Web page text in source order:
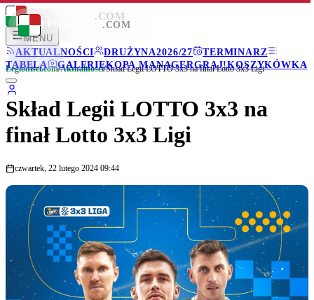
LEGIONISCI .COM
MENU
AKTUALNOŚCI
DRUŻYNA2026/27
TERMINARZ
TABELA
GALERIEKOPA MANAGERGRAJ!KOSZYKÓWKA
LEGIONISCI .COM
Legionisci.com/Aktualności/Skład Legii LOTTO 3x3 na finał Lotto 3x3 Ligi
Skład Legii LOTTO 3x3 na
finał Lotto 3x3 Ligi
czwartek, 22 lutego 2024 09:44